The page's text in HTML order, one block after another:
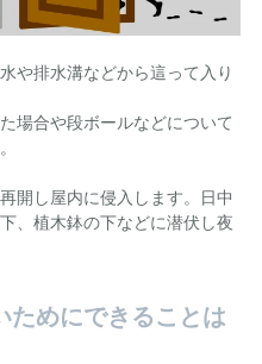
や排水溝などから這って入り
場合や段ボールなどについて
開し屋内に侵入します。日中
、植木鉢の下などに潜伏し夜
ためにできることは